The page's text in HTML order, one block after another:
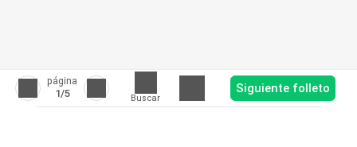
página
1/5 Buscar
Siguiente folleto